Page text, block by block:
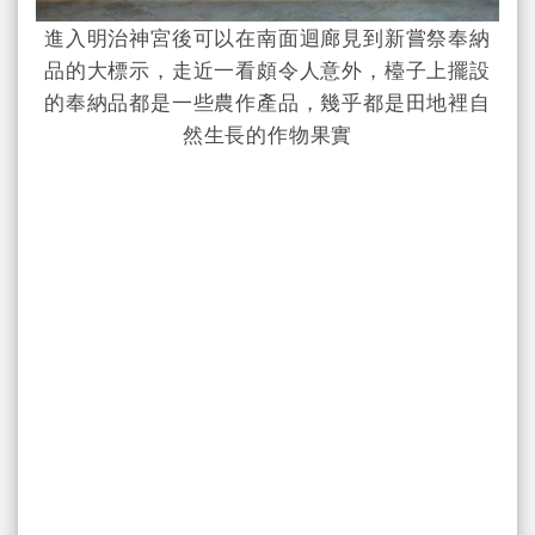
進入明治神宮後可以在南面迴廊見到新嘗祭奉納
品的大標示，走近一看頗令人意外，檯子上擺設
的奉納品都是一些農作產品，幾乎都是田地裡自
然生長的作物果實